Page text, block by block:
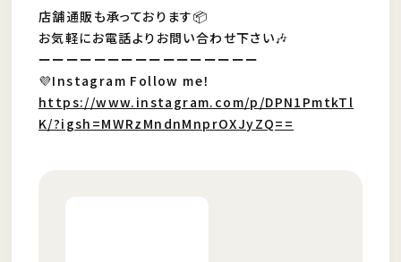
店舗通販も承っております📦
お気軽にお電話よりお問い合わせ下さい🎶
ーーーーーーーーーーーーーーーー
💜Instagram Follow me！
https://www.instagram.com/p/DPN1PmtkTl
K/?igsh=MWRzMndnMnprOXJyZQ==